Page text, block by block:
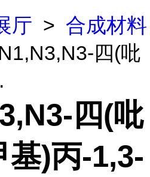
厅 > 合成材料
四(吡
四(吡
基)丙-1,3-